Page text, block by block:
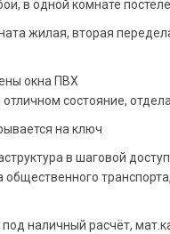
в одной комнате
жилая, вторая
окна ПВХ
отличном состояние,
на ключ
в шаговой
общественного
наличный расчёт,